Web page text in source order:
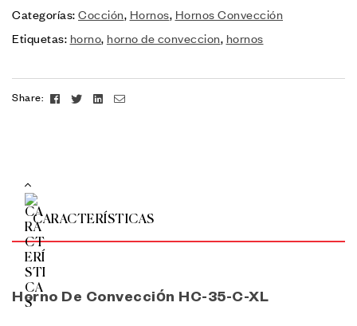
Categorías: Cocción, Hornos, Hornos Convección
Etiquetas: horno, horno de conveccion, hornos
Share: FacebookTwitterLinkedin
Email
CARACTERÍSTICAS
Horno De Convección HC-35-C-XL